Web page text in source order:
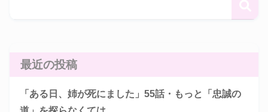
最近の投稿
「ある日、姉が死にました」55話・もっと「忠誠の